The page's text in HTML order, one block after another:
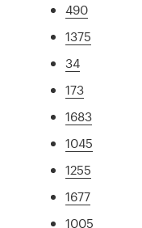
490
1375
34
173
1683
1045
1255
1677
1005